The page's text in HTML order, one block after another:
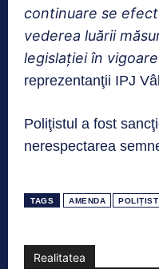
continuare se
vederea luării
legislaţiei în
reprezentanţii IPJ
Poliţistul a fost
nerespectarea
TAGS AMENDA POLIȚIST
Realitatea